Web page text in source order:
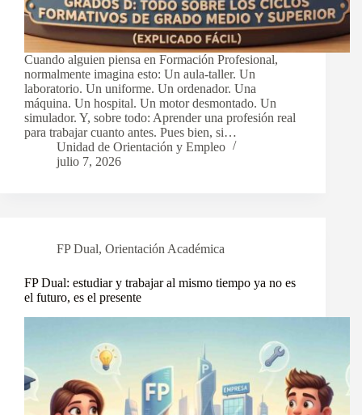
Cuando alguien piensa en Formación Profesional,
normalmente imagina esto: Un aula-taller. Un
laboratorio. Un uniforme. Un ordenador. Una
máquina. Un hospital. Un motor desmontado. Un
simulador. Y, sobre todo: Aprender una profesión real
para trabajar cuanto antes. Pues bien, si…
Unidad de Orientación y Empleo
julio 7, 2026
FP Dual, Orientación Académica
FP Dual: estudiar y trabajar al mismo tiempo ya no es
el futuro, es el presente